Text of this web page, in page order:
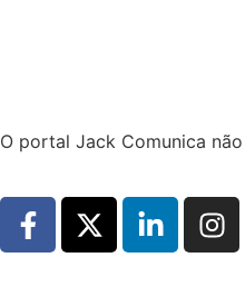
O portal Jack Comunica